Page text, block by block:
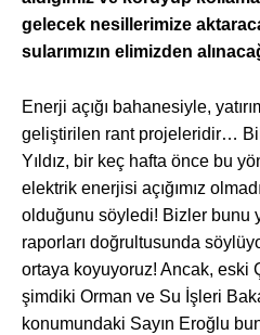
gelecek nesillerimize
sularımızın elimizden
Enerji açığı bahanesiyle,
geliştirilen rant projeleridir…
Yıldız, bir keç hafta önce bu
elektrik enerjisi açığımız
olduğunu söyledi! Bizler bunu
raporları doğrultusunda
ortaya koyuyoruz! Ancak, eski
şimdiki Orman ve Su İşleri
konumundaki Sayın Eroğlu